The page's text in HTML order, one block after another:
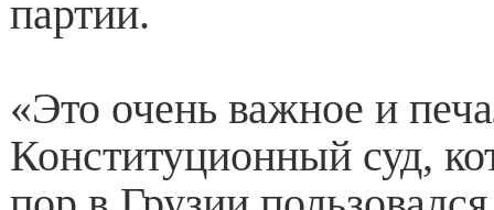
партии.
«Это очень важное и
Конституционный суд,